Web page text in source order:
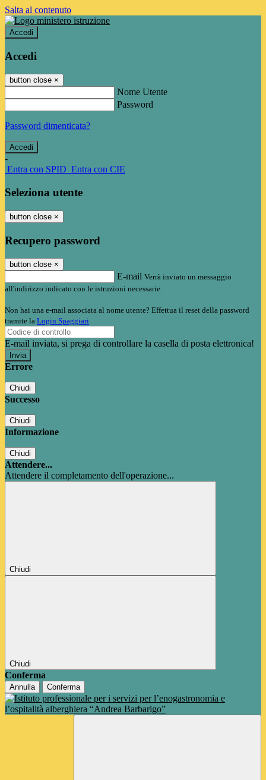
Salta al contenuto
Accedi
Accedi
button close ×
Nome Utente
Password
Password dimenticata?
-
Entra con SPID Entra con CIE
Seleziona utente
button close ×
Recupero password
button close ×
E-mail Verrà inviato un messaggio
all'indirizzo indicato con le istruzioni necessarie.
Non hai una e-mail associata al nome utente? Effettua il reset della password
tramite la Login Spaggiari
E-mail inviata, si prega di controllare la casella di posta elettronica!
Errore
Chiudi
Successo
Chiudi
Informazione
Chiudi
Attendere...
Attendere il completamento dell'operazione...
Chiudi
Chiudi
Conferma
Annulla Conferma